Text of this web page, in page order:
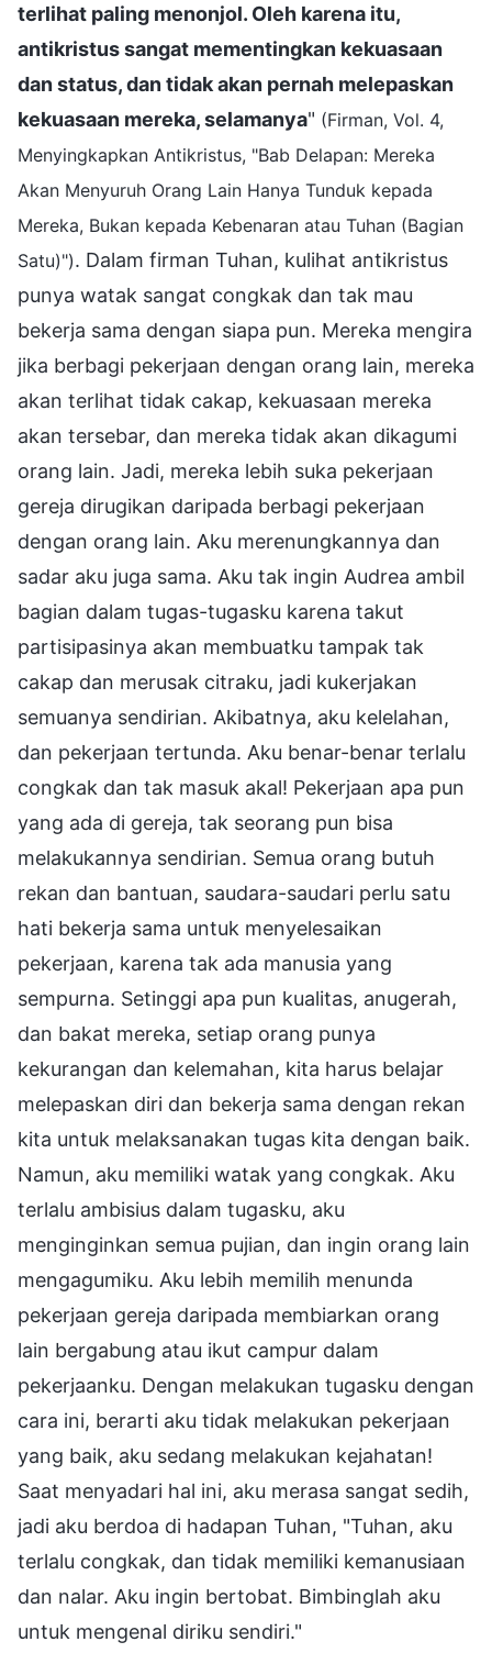
terlihat paling menonjol. Oleh karena itu,
antikristus sangat mementingkan kekuasaan
dan status, dan tidak akan pernah melepaskan
kekuasaan mereka, selamanya" (Firman, Vol. 4,
Menyingkapkan Antikristus, "Bab Delapan: Mereka
Akan Menyuruh Orang Lain Hanya Tunduk kepada
Mereka, Bukan kepada Kebenaran atau Tuhan (Bagian
Satu)"). Dalam firman Tuhan, kulihat antikristus
punya watak sangat congkak dan tak mau
bekerja sama dengan siapa pun. Mereka mengira
jika berbagi pekerjaan dengan orang lain, mereka
akan terlihat tidak cakap, kekuasaan mereka
akan tersebar, dan mereka tidak akan dikagumi
orang lain. Jadi, mereka lebih suka pekerjaan
gereja dirugikan daripada berbagi pekerjaan
dengan orang lain. Aku merenungkannya dan
sadar aku juga sama. Aku tak ingin Audrea ambil
bagian dalam tugas-tugasku karena takut
partisipasinya akan membuatku tampak tak
cakap dan merusak citraku, jadi kukerjakan
semuanya sendirian. Akibatnya, aku kelelahan,
dan pekerjaan tertunda. Aku benar-benar terlalu
congkak dan tak masuk akal! Pekerjaan apa pun
yang ada di gereja, tak seorang pun bisa
melakukannya sendirian. Semua orang butuh
rekan dan bantuan, saudara-saudari perlu satu
hati bekerja sama untuk menyelesaikan
pekerjaan, karena tak ada manusia yang
sempurna. Setinggi apa pun kualitas, anugerah,
dan bakat mereka, setiap orang punya
kekurangan dan kelemahan, kita harus belajar
melepaskan diri dan bekerja sama dengan rekan
kita untuk melaksanakan tugas kita dengan baik.
Namun, aku memiliki watak yang congkak. Aku
terlalu ambisius dalam tugasku, aku
menginginkan semua pujian, dan ingin orang lain
mengagumiku. Aku lebih memilih menunda
pekerjaan gereja daripada membiarkan orang
lain bergabung atau ikut campur dalam
pekerjaanku. Dengan melakukan tugasku dengan
cara ini, berarti aku tidak melakukan pekerjaan
yang baik, aku sedang melakukan kejahatan!
Saat menyadari hal ini, aku merasa sangat sedih,
jadi aku berdoa di hadapan Tuhan, "Tuhan, aku
terlalu congkak, dan tidak memiliki kemanusiaan
dan nalar. Aku ingin bertobat. Bimbinglah aku
untuk mengenal diriku sendiri."